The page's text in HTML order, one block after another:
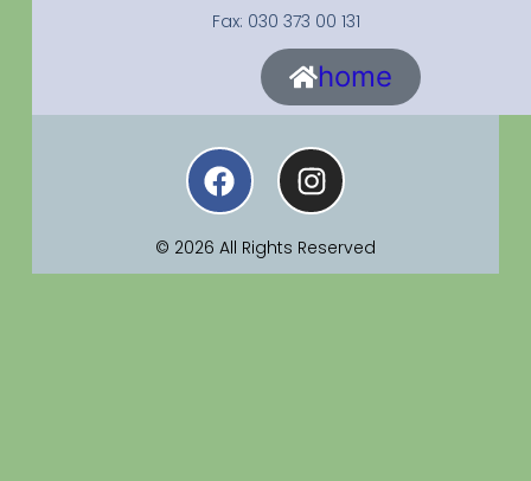
Fax: 030 373 00 131
home
© 2026 All Rights Reserved